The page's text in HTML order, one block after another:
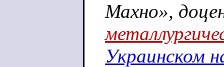
Махно»,
Украинском